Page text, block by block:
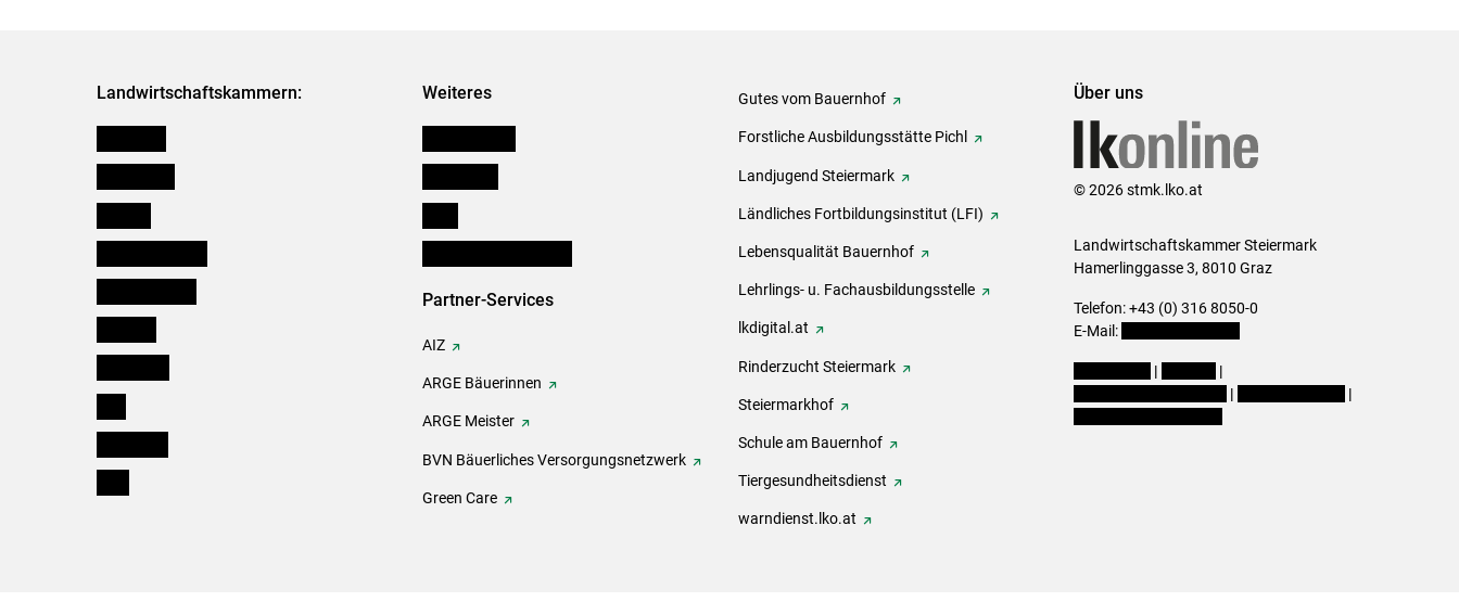
Landwirtschaftskammern: Weiteres
Partner-Services
AIZ
ARGE Bäuerinnen
ARGE Meister
BVN Bäuerliches Versorgungsnetzwerk
Green Care
Gutes vom Bauernhof
Forstliche Ausbildungsstätte Pichl
Landjugend Steiermark
Ländliches Fortbildungsinstitut (LFI)
Lebensqualität Bauernhof
Lehrlings- u. Fachausbildungsstelle
lkdigital.at
Rinderzucht Steiermark
Steiermarkhof
Schule am Bauernhof
Tiergesundheitsdienst
warndienst.lko.at
Über uns
© 2026 stmk.lko.at
Landwirtschaftskammer Steiermark
Hamerlinggasse 3, 8010 Graz
Telefon: +43 (0) 316 8050-0
E-Mail:
|
|
|
|